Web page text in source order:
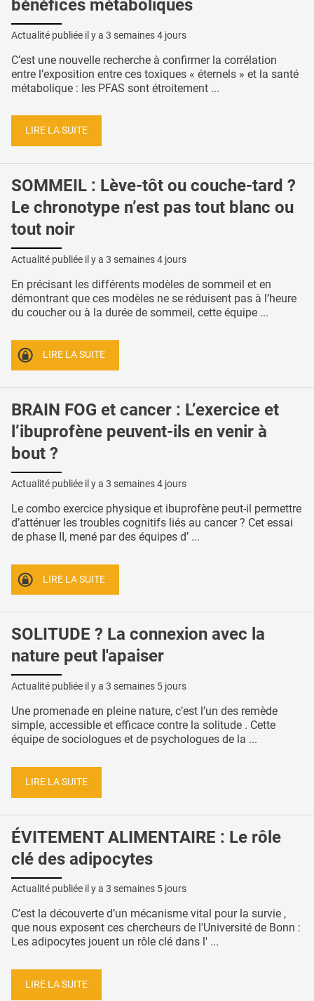
bénéfices métaboliques
Actualité publiée il y a 3 semaines 4 jours
C’est une nouvelle recherche à confirmer la corrélation
entre l’exposition entre ces toxiques « éternels » et la santé
métabolique : les PFAS sont étroitement ...
LIRE LA SUITE
SOMMEIL : Lève-tôt ou couche-tard ?
Le chronotype n’est pas tout blanc ou
tout noir
Actualité publiée il y a 3 semaines 4 jours
En précisant les différents modèles de sommeil et en
démontrant que ces modèles ne se réduisent pas à l’heure
du coucher ou à la durée de sommeil, cette équipe ...
LIRE LA SUITE
BRAIN FOG et cancer : L’exercice et
l’ibuprofène peuvent-ils en venir à
bout ?
Actualité publiée il y a 3 semaines 4 jours
Le combo exercice physique et ibuprofène peut-il permettre
d’atténuer les troubles cognitifs liés au cancer ? Cet essai
de phase II, mené par des équipes d’ ...
LIRE LA SUITE
SOLITUDE ? La connexion avec la
nature peut l'apaiser
Actualité publiée il y a 3 semaines 5 jours
Une promenade en pleine nature, c’est l’un des remède
simple, accessible et efficace contre la solitude . Cette
équipe de sociologues et de psychologues de la ...
LIRE LA SUITE
ÉVITEMENT ALIMENTAIRE : Le rôle
clé des adipocytes
Actualité publiée il y a 3 semaines 5 jours
C’est la découverte d’un mécanisme vital pour la survie ,
que nous exposent ces chercheurs de l'Université de Bonn :
Les adipocytes jouent un rôle clé dans l' ...
LIRE LA SUITE